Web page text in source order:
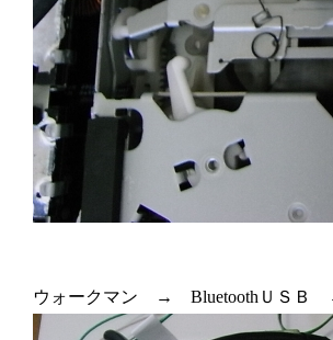
ウォークマン → BluetoothＵＳＢ